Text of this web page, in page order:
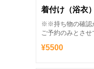
着付け（浴衣）
※※持ち物の確認
ご予約のみとさせ
¥5500